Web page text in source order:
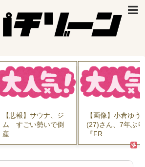
【悲報】サウナ、ジ
ム すごい勢いで倒
産...
【画像】小倉ゆう
(27)さん、7年ぶり
『FR...